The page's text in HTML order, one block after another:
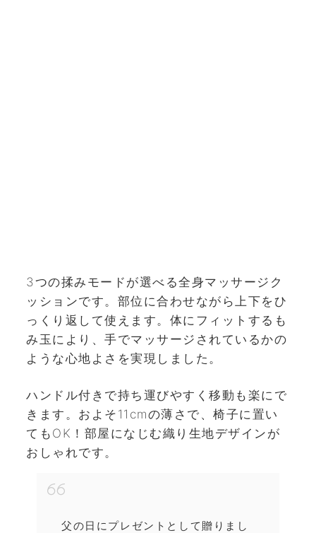
3つの揉みモードが選べる全身マッサージク
ッションです。部位に合わせながら上下をひ
っくり返して使えます。体にフィットするも
み玉により、手でマッサージされているかの
ような心地よさを実現しました。
ハンドル付きで持ち運びやすく移動も楽にで
きます。およそ11cmの薄さで、椅子に置い
てもOK！部屋になじむ織り生地デザインが
おしゃれです。
父の日にプレゼントとして贈りまし